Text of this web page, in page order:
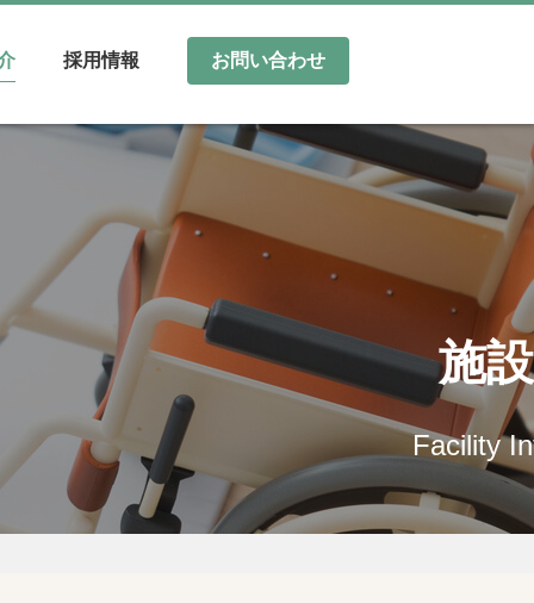
採用情報 お問い合わせ
施
Facility